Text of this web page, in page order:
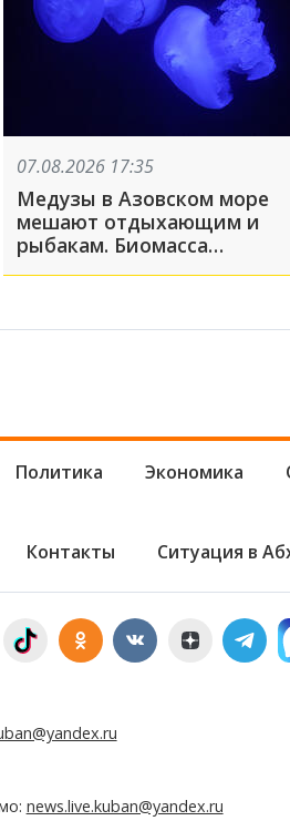
07.08.2026 17:35
Медузы в Азовском море
мешают отдыхающим и
рыбакам. Биомасса
достигает миллионов
Политика Экономика
Контакты Ситуация в
news.live.kuban@yandex.ru